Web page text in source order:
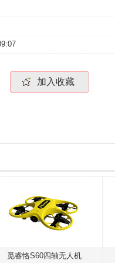
加入收藏
觅睿恪S60四轴无人机